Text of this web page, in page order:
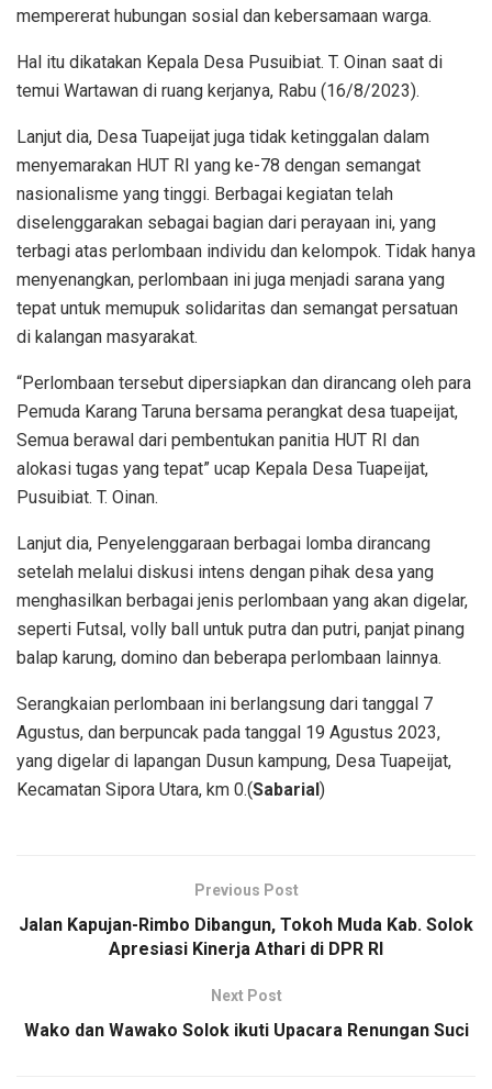
mempererat hubungan sosial dan kebersamaan warga.
Hal itu dikatakan Kepala Desa Pusuibiat. T. Oinan saat di
temui Wartawan di ruang kerjanya, Rabu (16/8/2023).
Lanjut dia, Desa Tuapeijat juga tidak ketinggalan dalam
menyemarakan HUT RI yang ke-78 dengan semangat
nasionalisme yang tinggi. Berbagai kegiatan telah
diselenggarakan sebagai bagian dari perayaan ini, yang
terbagi atas perlombaan individu dan kelompok. Tidak hanya
menyenangkan, perlombaan ini juga menjadi sarana yang
tepat untuk memupuk solidaritas dan semangat persatuan
di kalangan masyarakat.
“Perlombaan tersebut dipersiapkan dan dirancang oleh para
Pemuda Karang Taruna bersama perangkat desa tuapeijat,
Semua berawal dari pembentukan panitia HUT RI dan
alokasi tugas yang tepat” ucap Kepala Desa Tuapeijat,
Pusuibiat. T. Oinan.
Lanjut dia, Penyelenggaraan berbagai lomba dirancang
setelah melalui diskusi intens dengan pihak desa yang
menghasilkan berbagai jenis perlombaan yang akan digelar,
seperti Futsal, volly ball untuk putra dan putri, panjat pinang
balap karung, domino dan beberapa perlombaan lainnya.
Serangkaian perlombaan ini berlangsung dari tanggal 7
Agustus, dan berpuncak pada tanggal 19 Agustus 2023,
yang digelar di lapangan Dusun kampung, Desa Tuapeijat,
Kecamatan Sipora Utara, km 0.(Sabarial)
Previous Post
Jalan Kapujan-Rimbo Dibangun, Tokoh Muda Kab. Solok
Apresiasi Kinerja Athari di DPR RI
Next Post
Wako dan Wawako Solok ikuti Upacara Renungan Suci